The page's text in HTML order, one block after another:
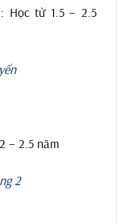
Học từ 1.5 – 2.5
– 2.5 năm
2